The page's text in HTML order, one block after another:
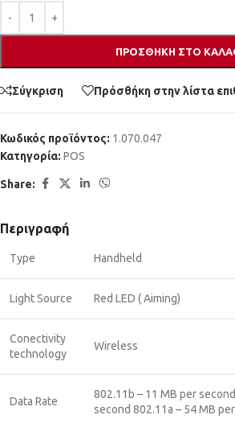
ΠΡΟΣΘΉΚΗ ΣΤΟ
Σύγκριση Πρόσθήκη στην λίστα
Κωδικός προϊόντος: 1.070.047
Κατηγορία: POS
Share:
Περιγραφή
Type Handheld
Light Source Red LED ( Aiming)
Conectivity
technology
Wireless
Data Rate
802.11b – 11 MB per
second 802.11a – 54 MB